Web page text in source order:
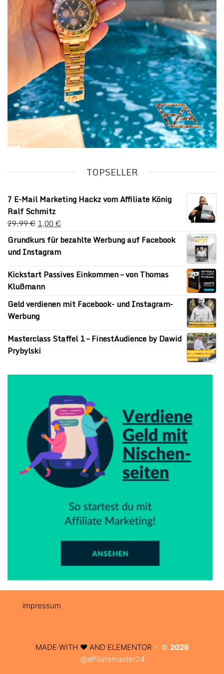
TOPSELLER
7 E-Mail Marketing Hackz vom Affiliate König
Ralf Schmitz
29,99€ 1,00 €
Grundkurs für bezahlte Werbung auf Facebook
und Instagram
Kickstart Passives Einkommen – von Thomas
Klußmann
Geld verdienen mit Facebook- und Instagram-
Werbung
Masterclass Staffel 1 – FinestAudience by Dawid
Prybylski
impressum
MADE WITH ❤️ AND ELEMENTOR​- © 2026
@affiliatemaster24